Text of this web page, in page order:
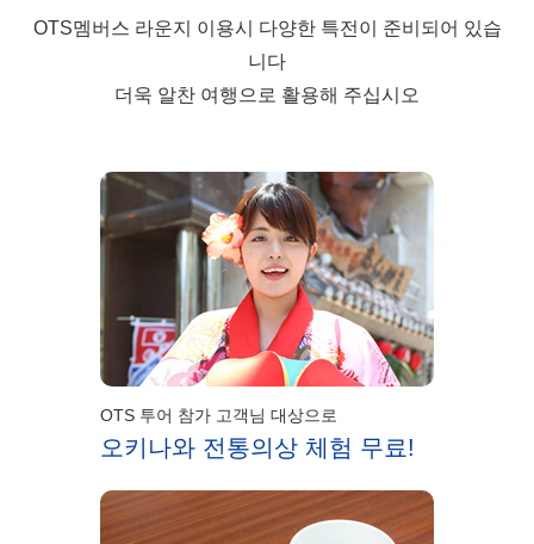
OTS멤버스 라운지 이용시 다양한 특전이 준비되어 있습
니다
더욱 알찬 여행으로 활용해 주십시오
OTS 투어 참가 고객님 대상으로
오키나와 전통의상 체험 무료!